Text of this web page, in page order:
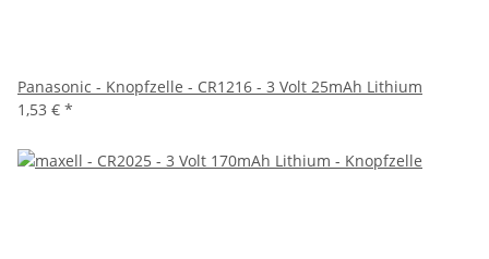
Panasonic - Knopfzelle - CR1216 - 3 Volt 25mAh Lithium
1,53 € *